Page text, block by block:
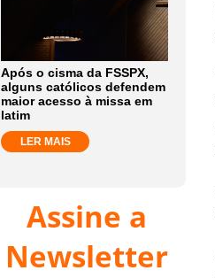
Após o cisma da FSSPX,
alguns católicos defendem
maior acesso à missa em
latim
LER MAIS
Assine a
Newsletter